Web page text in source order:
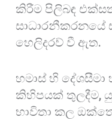
කිරීම පිලිබඳ
සාධාරනීකරනයේ
හෙලිදරව් වී ඇත.
හමාස් හි දේශසීමා
කිහිපයක් තුලදීම,
භාවිතා කල